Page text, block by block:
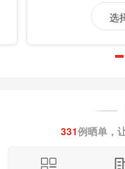
选
331例晒单，